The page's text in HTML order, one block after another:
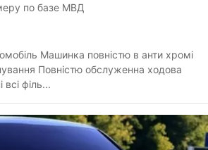
по базе МВД
Машинка повністю в анти хромі
ходова
всі філь...